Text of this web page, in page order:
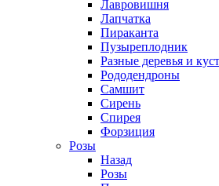
Лавровишня
Лапчатка
Пираканта
Пузыреплодник
Разные деревья и
Рододендроны
Самшит
Сирень
Спирея
Форзиция
Розы
Назад
Розы